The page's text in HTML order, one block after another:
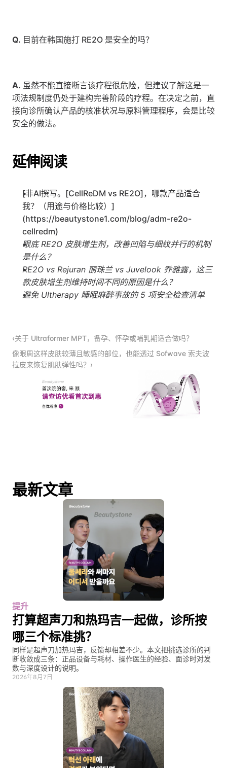
Q. 目前在韩国施打 RE2O 是安全的吗？
A. 虽然不能直接断言该疗程很危险，但建议了解这是一
项法规制度仍处于建构完善阶段的疗程。在决定之前，直
接向诊所确认产品的核准状况与原料管理程序，会是比较
安全的做法。
延伸阅读
[非AI撰写。[CellReDM vs RE2O]，哪款产品适合
我？（用途与价格比较）]
(https://beautystone1.com/blog/adm-re2o-
cellredm)
眼底 RE2O 皮肤增生剂，改善凹陷与细纹并行的机制
是什么？
RE2O vs Rejuran 丽珠兰 vs Juvelook 乔雅露，这三
款皮肤增生剂维持时间不同的原因是什么？
避免 Ultherapy 睡眠麻醉事故的 5 项安全检查清单
‹关于 Ultraformer MPT，备孕、怀孕或哺乳期适合做吗？
像眼周这样皮肤较薄且敏感的部位，也能透过 Sofwave 索夫波
拉皮来恢复肌肤弹性吗？›
最新文章
提升
打算超声刀和热玛吉一起做，诊所按
哪三个标准挑？
同样是超声刀加热玛吉，反馈却相差不少。本文把挑选诊所的判
断收敛成三条：正品设备与耗材、操作医生的经验、面诊时对发
数与深度设计的说明。
2026年8月7日